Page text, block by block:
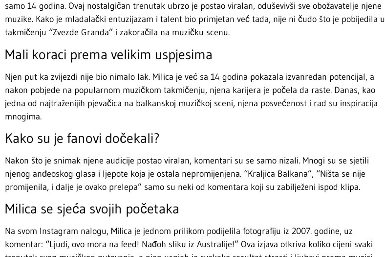
samo 14 godina. Ovaj nostalgičan trenutak ubrzo je postao viralan, oduševivši sve obožavatelje njene
muzike. Kako je mladalački entuzijazam i talent bio primjetan već tada, nije ni čudo što je pobijedila u
takmičenju “Zvezde Granda” i zakoračila na muzičku scenu.
Mali koraci prema velikim uspjesima
Njen put ka zvijezdi nije bio nimalo lak. Milica je već sa 14 godina pokazala izvanredan potencijal, a
nakon pobjede na popularnom muzičkom takmičenju, njena karijera je počela da raste. Danas, kao
jedna od najtraženijih pjevačica na balkanskoj muzičkoj sceni, njena posvećenost i rad su inspiracija
mnogima.
Kako su je fanovi dočekali?
Nakon što je snimak njene audicije postao viralan, komentari su se samo nizali. Mnogi su se sjetili
njenog anđeoskog glasa i ljepote koja je ostala nepromijenjena. “Kraljica Balkana”, “Ništa se nije
promijenila, i dalje je ovako prelepa” samo su neki od komentara koji su zabilježeni ispod klipa.
Milica se sjeća svojih početaka
Na svom Instagram nalogu, Milica je jednom prilikom podijelila fotografiju iz 2007. godine, uz
komentar: “Ljudi, ovo mora na feed! Nađoh sliku iz Australije!” Ova izjava otkriva koliko cijeni svaki